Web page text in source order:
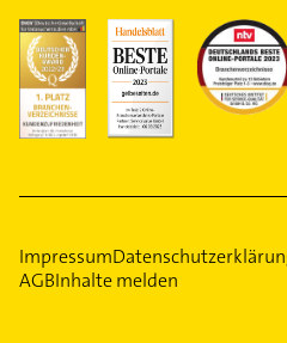
Impressum
AGBInhalte melden